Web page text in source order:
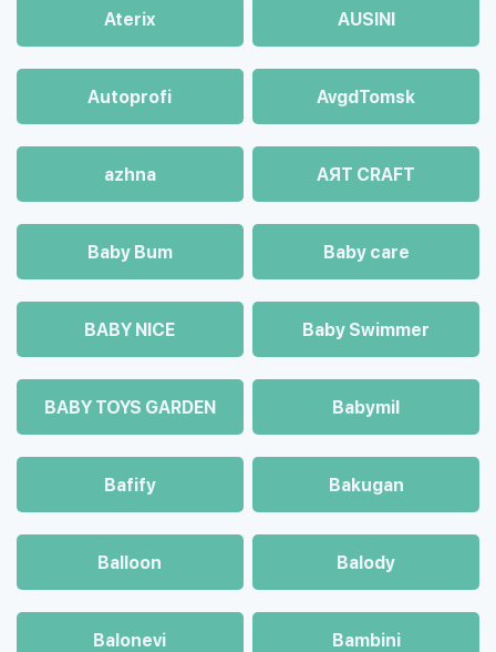
Aterix AUSINI
Autoprofi AvgdTomsk
azhna AЯT CRAFT
Baby Bum Baby care
BABY NICE Baby Swimmer
BABY TOYS GARDEN Babymil
Bafify Bakugan
Balloon Balody
Balonevi Bambini